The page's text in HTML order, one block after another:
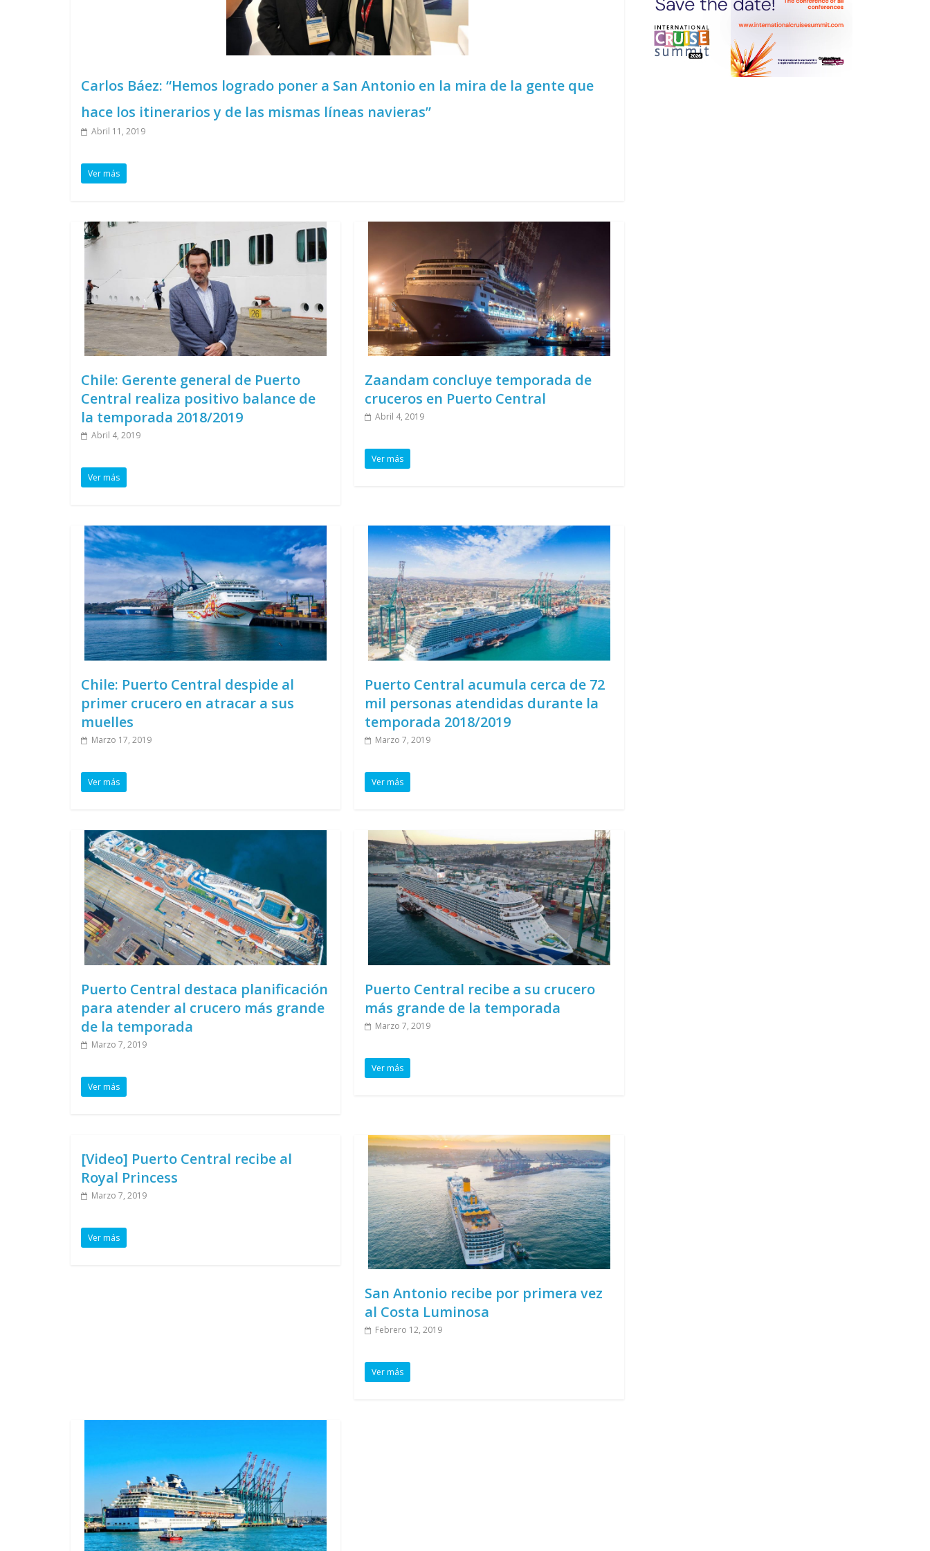
Carlos Báez: “Hemos logrado poner a San Antonio en la mira de la gente que
hace los itinerarios y de las mismas líneas navieras”
Abril 11, 2019
Ver más
Chile: Gerente general de Puerto
Central realiza positivo balance de
la temporada 2018/2019
Abril 4, 2019
Ver más
Zaandam concluye temporada de
cruceros en Puerto Central
Abril 4, 2019
Ver más
Chile: Puerto Central despide al
primer crucero en atracar a sus
muelles
Marzo 17, 2019
Ver más
Puerto Central acumula cerca de 72
mil personas atendidas durante la
temporada 2018/2019
Marzo 7, 2019
Ver más
Puerto Central destaca planificación
para atender al crucero más grande
de la temporada
Marzo 7, 2019
Ver más
Puerto Central recibe a su crucero
más grande de la temporada
Marzo 7, 2019
Ver más
[Video] Puerto Central recibe al
Royal Princess
Marzo 7, 2019
Ver más
San Antonio recibe por primera vez
al Costa Luminosa
Febrero 12, 2019
Ver más